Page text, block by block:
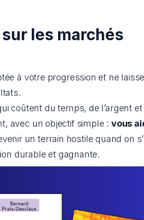
les marchés
à votre progression et ne
du temps, de l’argent et
avec un objectif simple : vous
un terrain hostile quand on
durable et gagnante.